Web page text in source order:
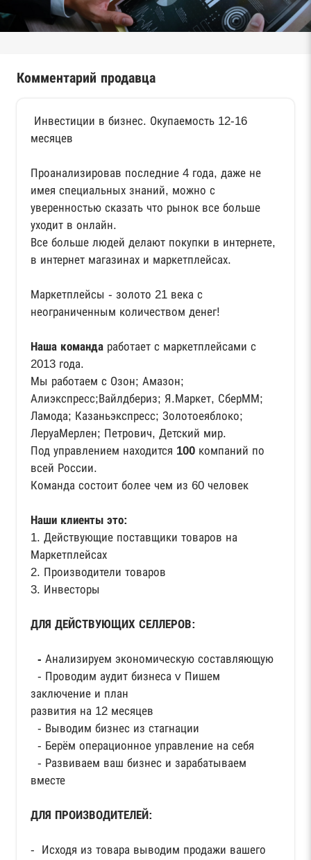
Комментарий продавца
Инвестиции в бизнес. Окупаемость 12-16
месяцев
Проанализировав последние 4 года, даже не
имея специальных знаний, можно с
уверенностью сказать что рынок все больше
уходит в онлайн.
Все больше людей делают покупки в интернете,
в интернет магазинах и маркетплейсах.
Маркетплейсы - золото 21 века с
неограниченным количеством денег!
Наша команда работает с маркетплейсами с
2013 года.
Мы работаем с Озон; Амазон;
Алиэкспресс;Вайлдбериз; Я.Маркет, СберММ;
Ламода; Казаньэкспресс; Золотоеяблоко;
ЛеруаМерлен; Петрович, Детский мир.
Под управлением находится 100 компаний по
всей России.
Команда состоит более чем из 60 человек
Наши клиенты это:
1. Действующие поставщики товаров на
Маркетплейсах
2. Производители товаров
3. Инвесторы
ДЛЯ ДЕЙСТВУЮЩИХ СЕЛЛЕРОВ:
- Анализируем экономическую составляющую
- Проводим аудит бизнеса v Пишем
заключение и план
развития на 12 месяцев
- Выводим бизнес из стагнации
- Берём операционное управление на себя
- Развиваем ваш бизнес и зарабатываем
вместе
ДЛЯ ПРОИЗВОДИТЕЛЕЙ:
- Исходя из товара выводим продажи вашего